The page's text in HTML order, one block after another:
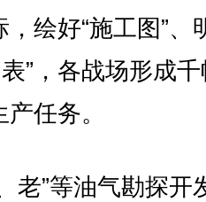
绘好“施工图”、
”，各战场形成
任务。
”等油气勘探开